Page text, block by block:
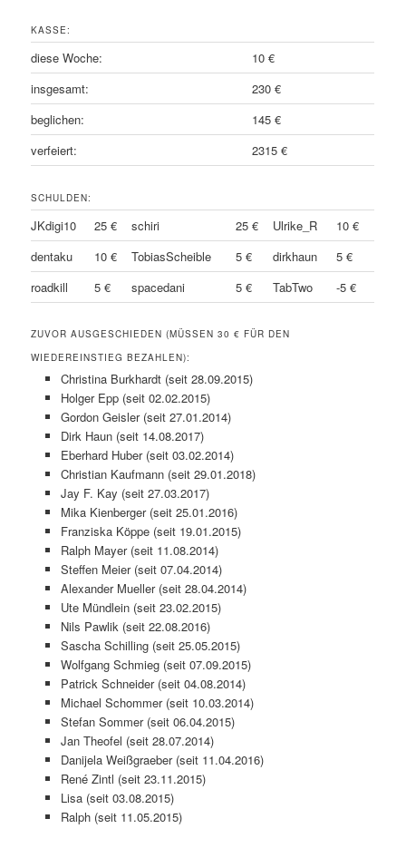
KASSE:
diese Woche:
10 €
insgesamt:
230 €
beglichen:
145 €
verfeiert:
2315 €
SCHULDEN:
JKdigi10 25 € schiri 25 € Ulrike_R
10 €
dentaku
10 € TobiasScheible 5 € dirkhaun
5 €
roadkill
5 € spacedani 5 € TabTwo -5 €
ZUVOR AUSGESCHIEDEN (MÜSSEN 30 € FÜR DEN
WIEDEREINSTIEG BEZAHLEN):
Christina Burkhardt (seit 28.09.2015)
Holger Epp (seit 02.02.2015)
Gordon Geisler (seit 27.01.2014)
Dirk Haun (seit 14.08.2017)
Eberhard Huber (seit 03.02.2014)
Christian Kaufmann (seit 29.01.2018)
Jay F. Kay (seit 27.03.2017)
Mika Kienberger (seit 25.01.2016)
Franziska Köppe (seit 19.01.2015)
Ralph Mayer (seit 11.08.2014)
Steffen Meier (seit 07.04.2014)
Alexander Mueller (seit 28.04.2014)
Ute Mündlein (seit 23.02.2015)
Nils Pawlik (seit 22.08.2016)
Sascha Schilling (seit 25.05.2015)
Wolfgang Schmieg (seit 07.09.2015)
Patrick Schneider (seit 04.08.2014)
Michael Schommer (seit 10.03.2014)
Stefan Sommer (seit 06.04.2015)
Jan Theofel (seit 28.07.2014)
Danijela Weißgraeber (seit 11.04.2016)
René Zintl (seit 23.11.2015)
Lisa (seit 03.08.2015)
Ralph (seit 11.05.2015)